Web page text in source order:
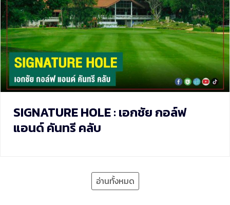
SIGNATURE HOLE : เอกชัย กอล์ฟ
แอนด์ คันทรี คลับ
อ่านทั้งหมด